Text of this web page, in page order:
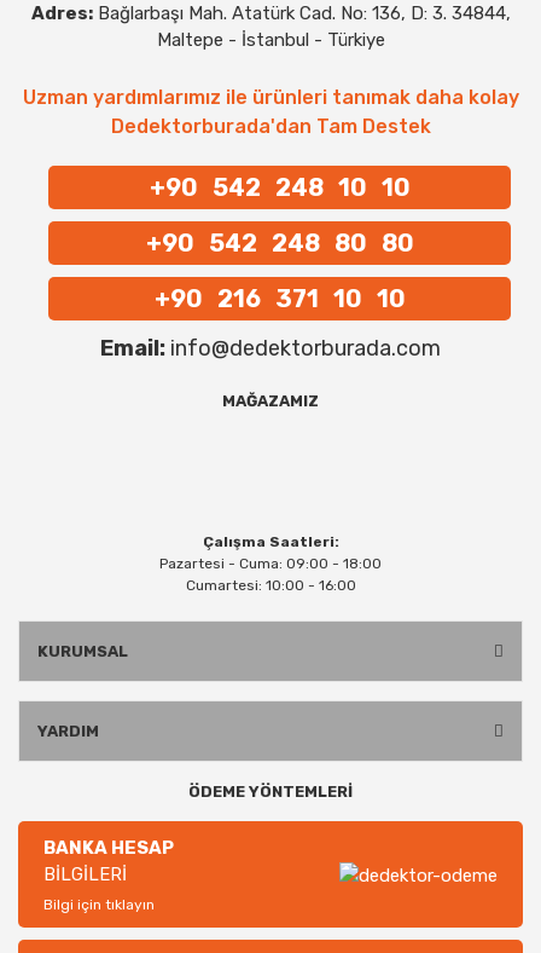
Adres: Bağlarbaşı Mah. Atatürk Cad. No: 136, D: 3. 34844,
Maltepe - İstanbul - Türkiye
Uzman yardımlarımız ile ürünleri tanımak daha kolay
Dedektorburada'dan Tam Destek
+90 542 248 10 10
+90 542 248 80 80
+90 216 371 10 10
Email: info@dedektorburada.com
MAĞAZAMIZ
Çalışma Saatleri:
Pazartesi - Cuma: 09:00 - 18:00
Cumartesi: 10:00 - 16:00
KURUMSAL
YARDIM
ÖDEME YÖNTEMLERİ
BANKA HESAP
BİLGİLERİ
Bilgi için tıklayın